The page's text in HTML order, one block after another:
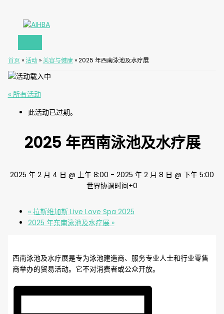
首页 »活动»美容与健康»2025 年西南泳池及水疗展
« 所有活动
此活动已过期。
2025 年西南泳池及水疗展
2025 年 2 月 4 日 @ 上午 8:00 - 2025 年 2 月 8 日 @ 下午 5:00
世界协调时间+0
«拉斯维加斯 Live Love Spa 2025
2025 年东南泳池及水疗展 »
西南泳池及水疗展是专为泳池建造商、服务专业人士和行业零售
商举办的贸易活动。它不对消费者或公众开放。